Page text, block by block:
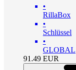
•
RillaBox
•
Schlüssel
•
GLOBAL
91.49 EUR